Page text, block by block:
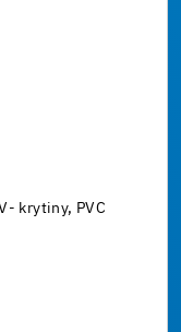
krytiny, PVC